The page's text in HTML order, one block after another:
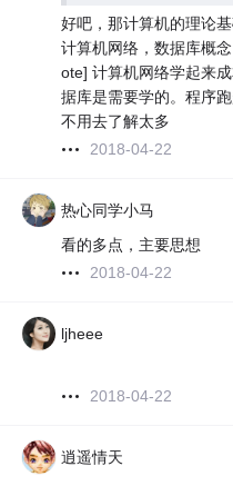
好吧，那计算机的理论
计算机网络，数据库概
ote] 计算机网络学起来
据库是需要学的。程序
不用去了解太多
2018-04-22
热心同学小马
看的多点，主要思想
2018-04-22
ljheee
2018-04-22
逍遥情天